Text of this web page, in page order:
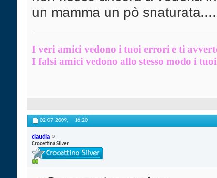
un mamma un pò snaturata....
I veri amici vedono i tuoi errori e ti
I falsi amici vedono allo stesso modo i
02-07-2009, 16:20
claudia
Crocettina Silver